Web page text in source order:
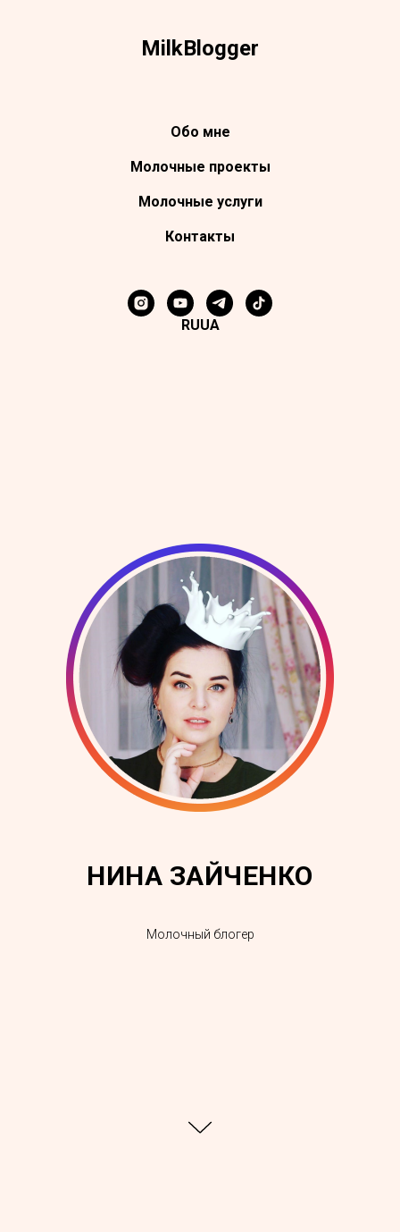
MilkBlogger
Обо мне
Молочные проекты
Молочные услуги
Контакты
RUUA
НИНА ЗАЙЧЕНКО
Молочный блогер